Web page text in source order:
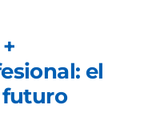
el
futuro